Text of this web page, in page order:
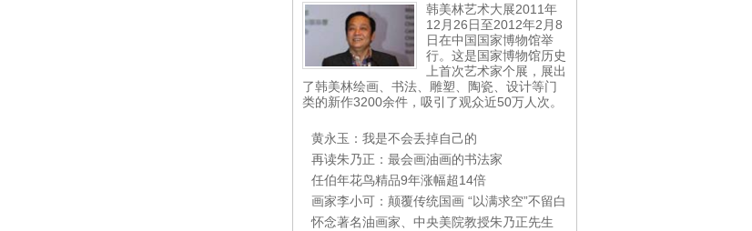
韩美林艺术大展2011年
12月26日至2012年2月8
日在中国国家博物馆举
行。这是国家博物馆历史
上首次艺术家个展，展出
了韩美林绘画、书法、雕塑、陶瓷、设计等门
类的新作3200余件，吸引了观众近50万人次。
黄永玉：我是不会丢掉自己的
再读朱乃正：最会画油画的书法家
任伯年花鸟精品9年涨幅超14倍
画家李小可：颠覆传统国画 “以满求空”不留白
怀念著名油画家、中央美院教授朱乃正先生